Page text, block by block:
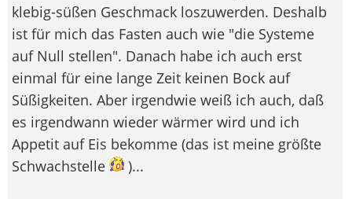
klebig-süßen Geschmack loszuwerden. Deshalb
ist für mich das Fasten auch wie "die Systeme
auf Null stellen". Danach habe ich auch erst
einmal für eine lange Zeit keinen Bock auf
Süßigkeiten. Aber irgendwie weiß ich auch, daß
es irgendwann wieder wärmer wird und ich
Appetit auf Eis bekomme (das ist meine größte
Schwachstelle
)...